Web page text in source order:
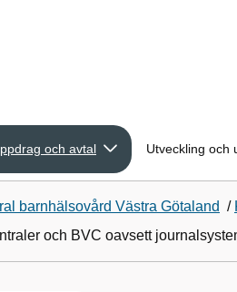
och avtal Utveckling och
barnhälsovård Västra Götaland /
och BVC oavsett